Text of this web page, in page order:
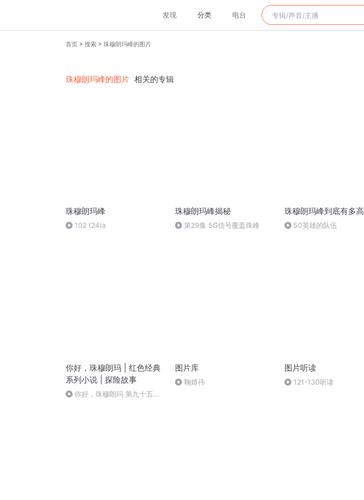
发现 分类 电台
首页 > 搜索 > 珠穆朗玛峰的图片
珠穆朗玛峰的图片 相关的专辑
珠穆朗玛峰
102 (24)a
珠穆朗玛峰揭秘
第29集 5G信号覆盖珠峰
珠穆朗玛峰到底有多高
50英雄的队伍
你好，珠穆朗玛 | 红色经典
系列小说 | 探险故事
你好，珠穆朗玛 第九十五集
图片库
鞠婧祎
图片听读
121-130听读